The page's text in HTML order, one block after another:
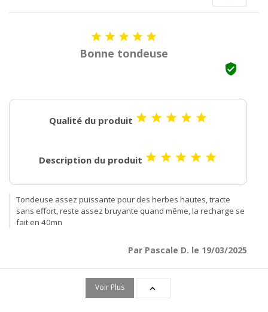
    
Bonne tondeuse

Qualité du produit     
Description du produit     
Tondeuse assez puissante pour des herbes hautes, tracte
sans effort, reste assez bruyante quand même, la recharge se
fait en 40mn
Par Pascale D. le 19/03/2025
Voir Plus 